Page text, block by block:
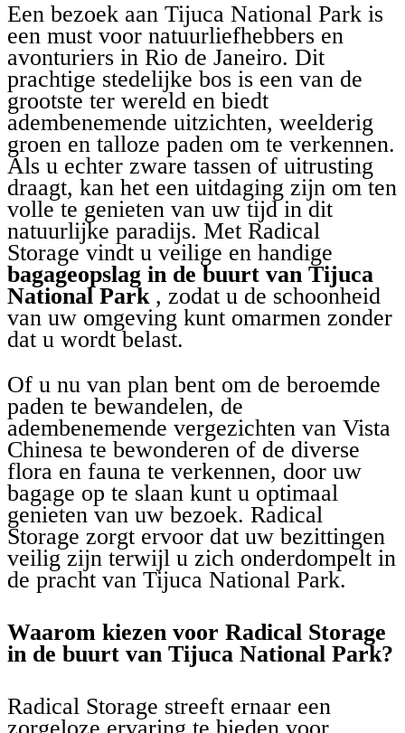
Een bezoek aan Tijuca National Park is
een must voor natuurliefhebbers en
avonturiers in Rio de Janeiro. Dit
prachtige stedelijke bos is een van de
grootste ter wereld en biedt
adembenemende uitzichten, weelderig
groen en talloze paden om te verkennen.
Als u echter zware tassen of uitrusting
draagt, kan het een uitdaging zijn om ten
volle te genieten van uw tijd in dit
natuurlijke paradijs. Met Radical
Storage vindt u veilige en handige
bagageopslag in de buurt van Tijuca
National Park, zodat u de schoonheid
van uw omgeving kunt omarmen zonder
dat u wordt belast.
Of u nu van plan bent om de beroemde
paden te bewandelen, de
adembenemende vergezichten van Vista
Chinesa te bewonderen of de diverse
flora en fauna te verkennen, door uw
bagage op te slaan kunt u optimaal
genieten van uw bezoek. Radical
Storage zorgt ervoor dat uw bezittingen
veilig zijn terwijl u zich onderdompelt in
de pracht van Tijuca National Park.
Waarom kiezen voor Radical Storage
in de buurt van Tijuca National Park?
Radical Storage streeft ernaar een